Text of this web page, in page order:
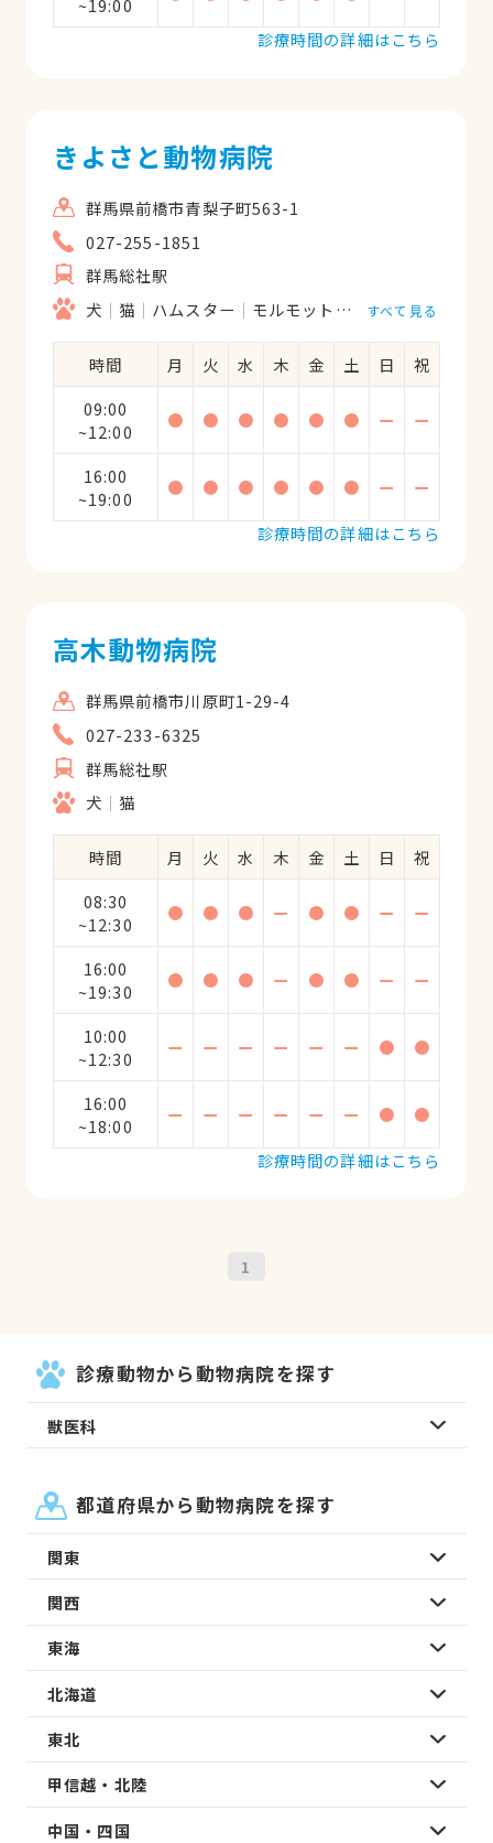
~19:00
診療時間の詳細はこちら
きよさと動物病院
群馬県前橋市青梨子町563-1
027-255-1851
群馬総社駅
犬
猫 ハムスター モルモット うさぎ リス
すべて見る
時間 月 火 水 木 金 土 日
祝
09:00
~12:00
● ● ● ● ● ● ー ー
16:00
~19:00
● ● ● ● ● ● ー
ー
診療時間の詳細はこちら
高木動物病院
群馬県前橋市川原町1-29-4
027-233-6325
群馬総社駅
犬
猫
時間 月 火 水 木 金 土 日
祝
08:30
~12:30
● ● ● ー ● ● ー ー
16:00
~19:30
● ● ● ー ● ● ー ー
10:00
~12:30
ー ー ー ー ー ー ● ●
16:00
~18:00
ー ー ー ー ー ー ●
●
診療時間の詳細はこちら
1
診療動物から動物病院を探す
獣医科
都道府県から動物病院を探す
関東
関西
東海
北海道
東北
甲信越・北陸
中国・四国